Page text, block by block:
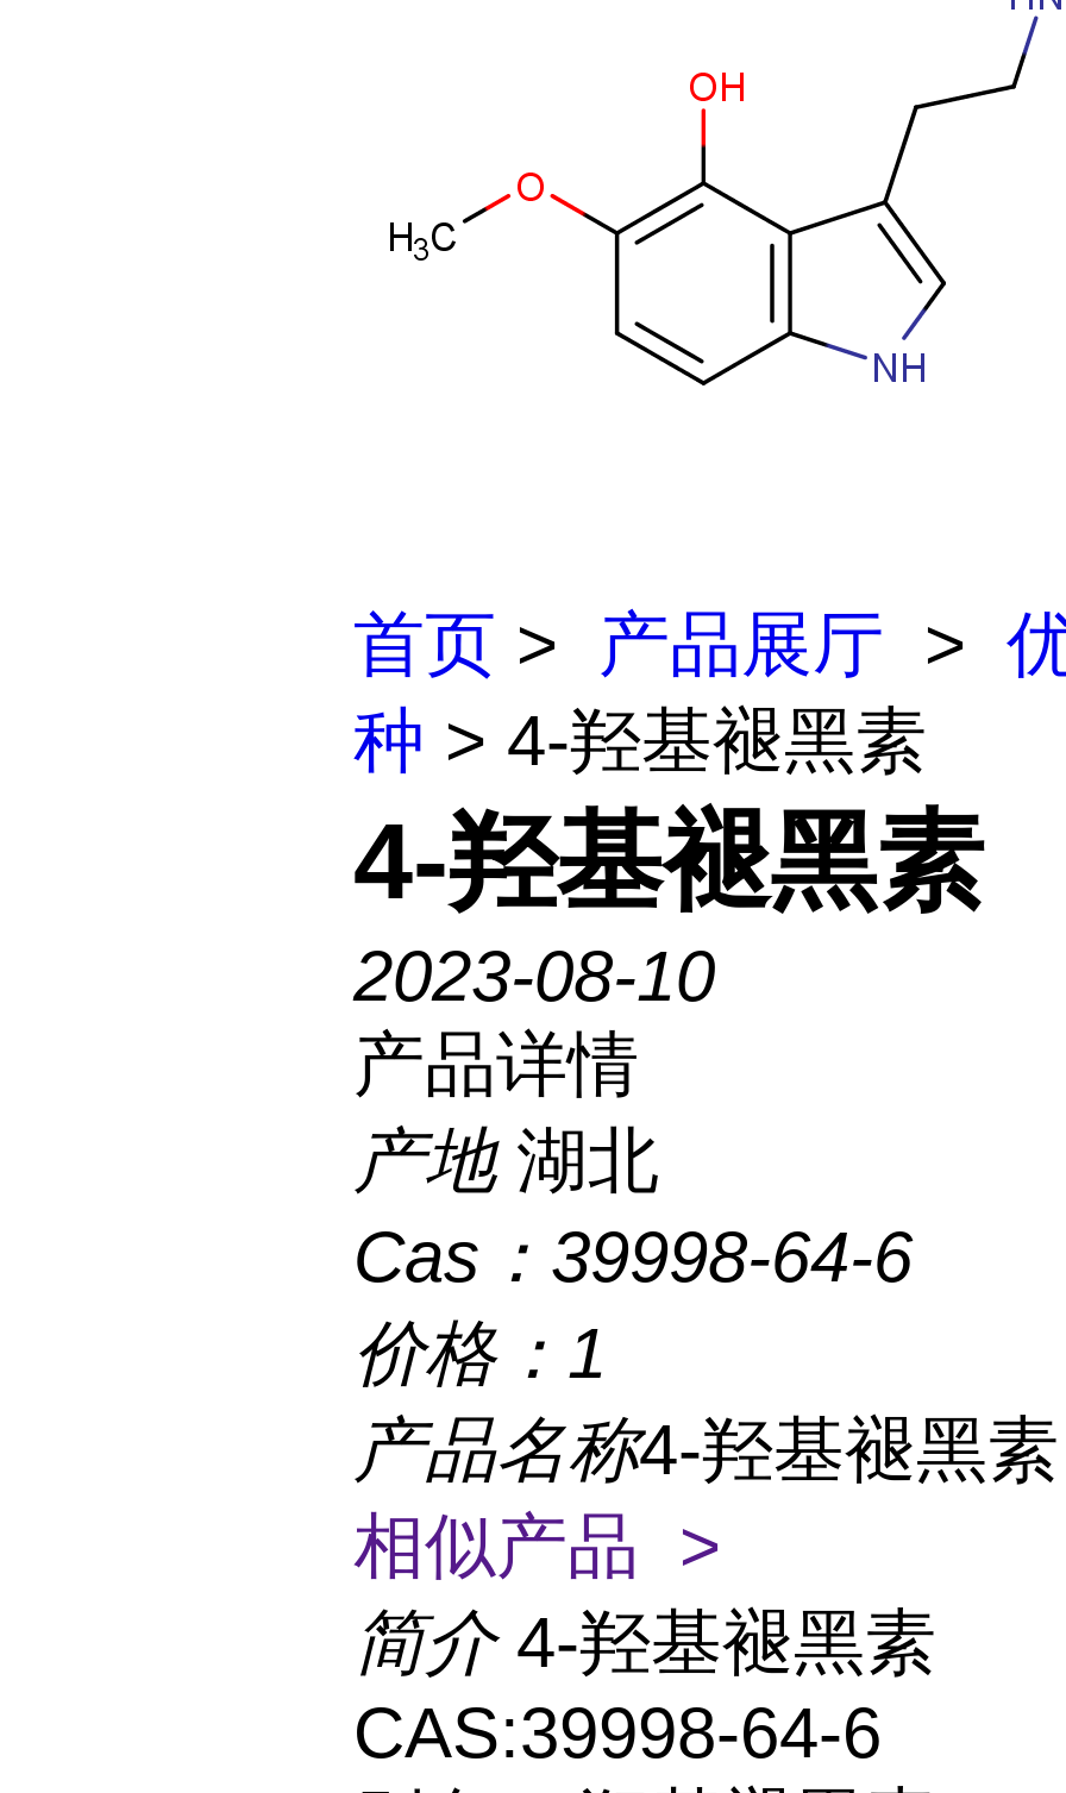
首页 > 产品展厅 >
种 > 4-羟基褪黑素
4-羟基褪黑素
2023-08-10
产品详情
产地 湖北
Cas： 39998-64-6
价格： 1
产品名称4-羟基褪黑
相似产品 >
简介 4-羟基褪黑素
CAS:39998-64-6